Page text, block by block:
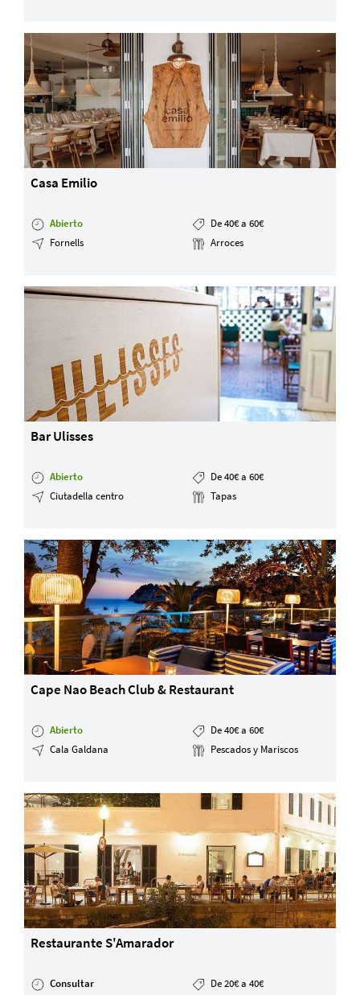
Casa Emilio
Abierto
De 40€ a 60€
Fornells
Arroces
Bar Ulisses
Abierto
De 40€ a 60€
Ciutadella centro
Tapas
Cape Nao Beach Club & Restaurant
Abierto
De 40€ a 60€
Cala Galdana
Pescados y Mariscos
Restaurante S'Amarador
Consultar
De 20€ a 40€